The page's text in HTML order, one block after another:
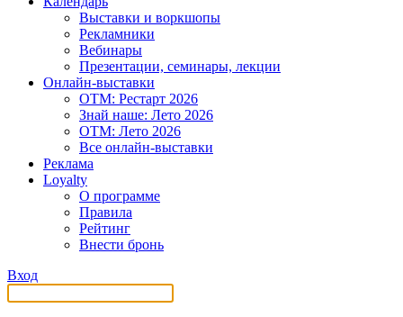
Выставки и воркшопы
Рекламники
Вебинары
Презентации, семинары, лекции
Онлайн-выставки
OTM: Рестарт 2026
Знай наше: Лето 2026
OTM: Лето 2026
Все онлайн-выставки
Реклама
Loyalty
О программе
Правила
Рейтинг
Внести бронь
Вход